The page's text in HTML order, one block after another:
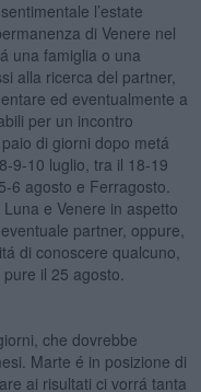
l’estate
di Venere nel
una famiglia o una
alla ricerca del partner,
ed eventualmente a
per un incontro
di giorni dopo metá
9-10 luglio, tra il 18-19
6 agosto e Ferragosto.
e Venere in aspetto
partner, oppure,
di conoscere qualcuno,
il 25 agosto.
che dovrebbe
Marte é in posizione di
ai risultati ci vorrá tanta